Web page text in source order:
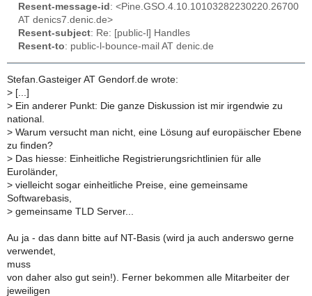
Resent-message-id : <Pine.GSO.4.10.10103282230220.26700
AT denics7.denic.de>
Resent-subject: Re: [public-l] Handles
Resent-to: public-l-bounce-mail AT denic.de
Stefan.Gasteiger AT Gendorf.de wrote:
> [...]
> Ein anderer Punkt: Die ganze Diskussion ist mir irgendwie zu
national.
> Warum versucht man nicht, eine Lösung auf europäischer Ebene
zu finden?
> Das hiesse: Einheitliche Registrierungsrichtlinien für alle
Euroländer,
> vielleicht sogar einheitliche Preise, eine gemeinsame
Softwarebasis,
> gemeinsame TLD Server...
Au ja - das dann bitte auf NT-Basis (wird ja auch anderswo gerne
verwendet,
muss
von daher also gut sein!). Ferner bekommen alle Mitarbeiter der
jeweiligen